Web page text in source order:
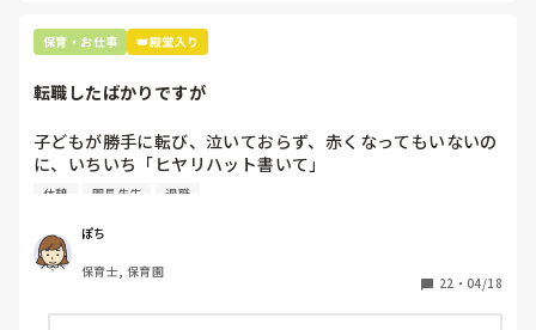
保育・お仕事 👑殿堂入り
転職したばかりですが
子どもが勝手に転び、泣いておらず、赤くなってもいないの
に、いちいち「ヒヤリハット書いて」
と書かされ
（そう言う本人は書かない）
しかも、上司に↑この内容でも
ちゃんと考えて対策を練って書き込むようにと。
休憩 園長先生 退職
ぽち
保育士, 保育園
22 ・ 04/18